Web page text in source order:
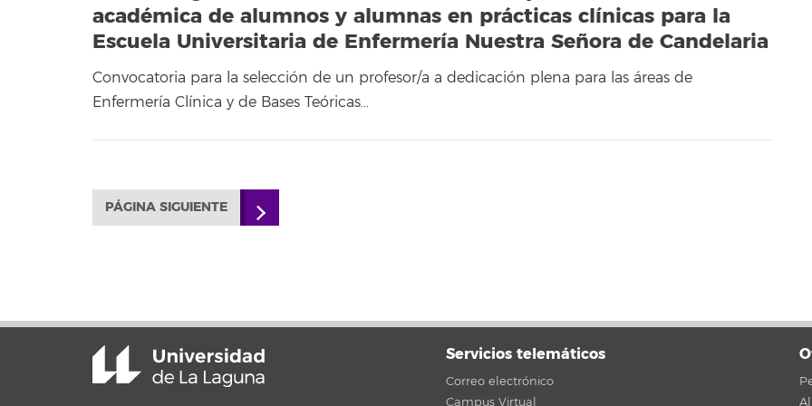
académica de alumnos y alumnas en prácticas clínicas para la
Escuela Universitaria de Enfermería Nuestra Señora de Candelaria
Convocatoria para la selección de un profesor/a a dedicación plena para las áreas de
Enfermería Clínica y de Bases Teóricas…
PÁGINA SIGUIENTE
Servicios telemáticos
Correo electrónico
Campus Virtual